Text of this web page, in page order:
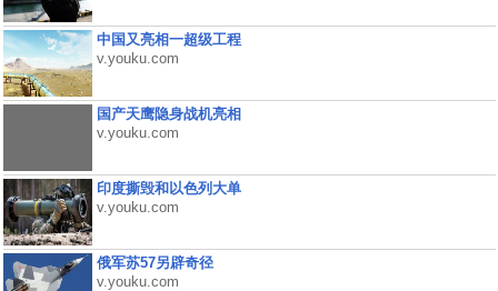
中国又亮相一超级工程
v.youku.com
国产天鹰隐身战机亮相
v.youku.com
印度撕毁和以色列大单
v.youku.com
俄军苏57另辟奇径
v.youku.com